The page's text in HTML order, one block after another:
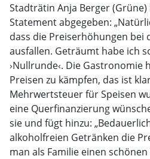
Stadträtin Anja Berger
Statement abgegeben:
dass die Preiserhöhungen bei
ausfallen. Geträumt habe ich
›Nullrunde‹. Die Gastronomie
Preisen zu kämpfen, das ist
Mehrwertsteuer für Speisen
eine Querfinanzierung
sie und fügt hinzu:
alkoholfreien Getränken die
man als Familie einen